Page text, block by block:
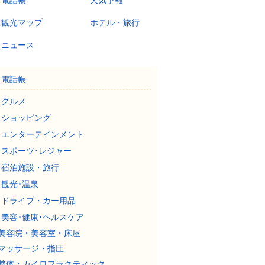
観光マップ ホテル・旅行
ニュース
電話帳
グルメ
ショッピング
エンターテインメント
スポーツ･レジャー
宿泊施設・旅行
観光･温泉
ドライブ・カー用品
美容･健康･ヘルスケア
容院・美容室・床屋
ッサージ・指圧